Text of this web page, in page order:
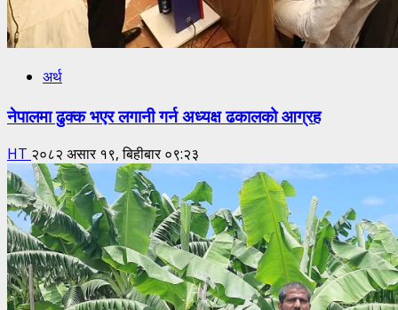
अर्थ
नेपालमा ढुक्क भएर लगानी गर्न अध्यक्ष ढकालको आग्रह
HT २०८२ असार १९, बिहीबार ०९:२३